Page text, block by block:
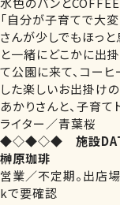
「自分が子育てで大
さんが少しでもほっ
と一緒にどこかに出
て公園に来て、コーヒ
した楽しいお出掛け
あかりさんと、子育て
ライター／青葉桜
◆◇◆◇◆ 施設
榊原珈琲
営業／不定期。出店
kで要確認